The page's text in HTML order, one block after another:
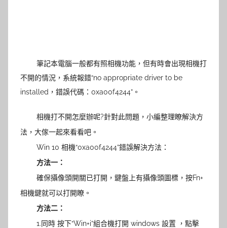
筆記本電腦一般都有照相機功能，但有時會出現相機打
不開的情況，系統報錯“no appropriate driver to be
installed，錯誤代碼：0xa00f4244”。
相機打不開怎麼辦呢?針對此問題，小編整理瞭解決方
法，大傢一起來看看吧。
Win 10 相機“0xa00f4244”錯誤解決方法：
方法一：
確保攝像頭開關已打開，鍵盤上有攝像頭圖標，按Fn+
相機鍵就可以打開瞭。
方法二：
1.同時 按下“Win+i”組合機打開 windows 設置 ，點擊